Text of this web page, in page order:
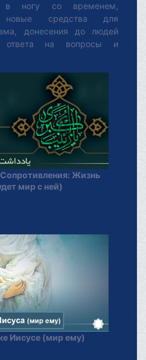
ногу со временем,
новые средства для
донесения до людей
ответа на вопросы и
Сопротивления: Жизнь
мир с ней)
Иисусе (мир ему)